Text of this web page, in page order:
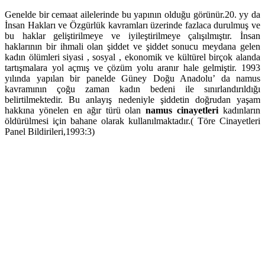
Genelde bir cemaat ailelerinde bu yapının olduğu görünür.20. yy da
İnsan Hakları ve Özgürlük kavramları üzerinde fazlaca durulmuş ve
bu haklar geliştirilmeye ve iyileştirilmeye çalışılmıştır. İnsan
haklarının bir ihmali olan şiddet ve şiddet sonucu meydana gelen
kadın ölümleri siyasi , sosyal , ekonomik ve kültürel birçok alanda
tartışmalara yol açmış ve çözüm yolu aranır hale gelmiştir. 1993
yılında yapılan bir panelde Güney Doğu Anadolu’ da namus
kavramının çoğu zaman kadın bedeni ile sınırlandırıldığı
belirtilmektedir. Bu anlayış nedeniyle şiddetin doğrudan yaşam
hakkına yönelen en ağır türü olannamus cinayetleri kadınların
öldürülmesi için bahane olarak kullanılmaktadır.( Töre Cinayetleri
Panel Bildirileri,1993:3)